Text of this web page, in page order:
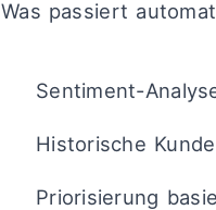
Was passiert
Sentiment-
Historische
Priorisierung